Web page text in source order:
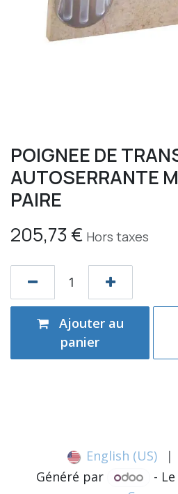
POIGNEE DE
AUTOSERRANTE
PAIRE
205,73€ Hors taxes
Ajouter au
panier
English (US) |
Généré par
-